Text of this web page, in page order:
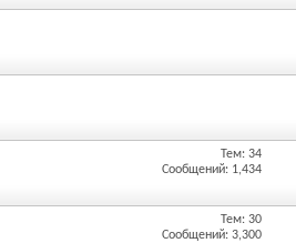
Тем: 34
Сообщений: 1,434
Тем: 30
Сообщений: 3,300